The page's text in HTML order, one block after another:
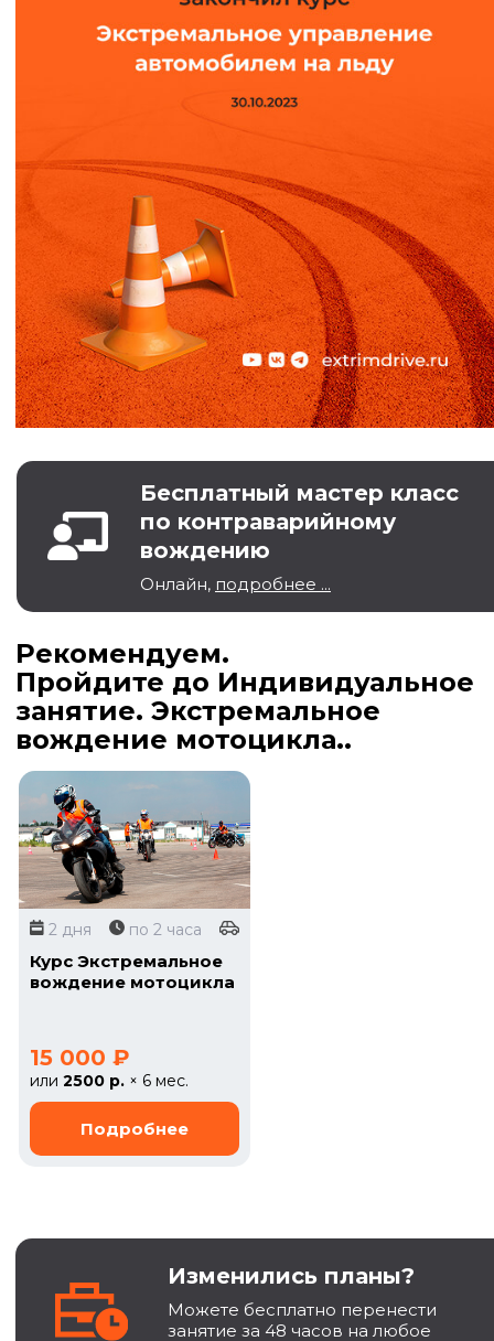
Бесплатный мастер класс
по контраварийному
вождению
Онлайн, подробнее ...
Рекомендуем.
Пройдите до Индивидуальное
занятие. Экстремальное
вождение мотоцикла..
2 дня по 2 часа
Курс Экстремальное
вождение мотоцикла
15 000 ₽
или2500 р. × 6 мес.
Изменились планы?
Можете бесплатно перенести
занятие за 48 часов на любое